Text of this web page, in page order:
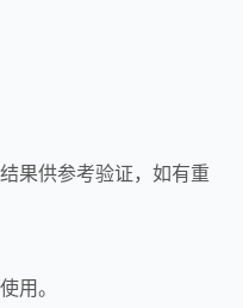
果供参考验证，如有重
用。